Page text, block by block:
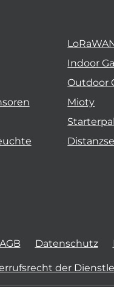
Indoor
Outdoor
Mioty
AGB Datenschutz
der